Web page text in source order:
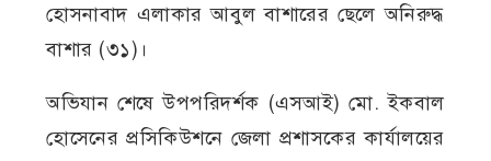
হোসনাবাদ এলাকার আবুল বাশারের ছেলে অনিরুদ্ধ
বাশার (৩১)।
অভিযান শেষে উপপরিদর্শক (এসআই) মো. ইকবাল
হোসেনের প্রসিকিউশনে জেলা প্রশাসকের কার্যালয়ের